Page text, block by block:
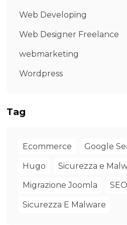
Web Developing
Web Designer Freelance
webmarketing
Wordpress
Tag
Ecommerce Google
Hugo Sicurezza e
Migrazione Joomla
Sicurezza E Malware